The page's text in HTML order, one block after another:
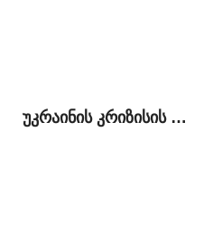
უკრაინის კრიზისის კონტექსტუალიზაცია ქართულ პოლიტიკაში